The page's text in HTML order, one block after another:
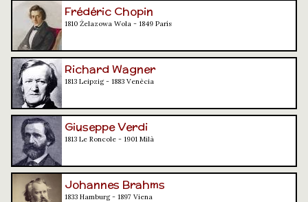
Frédéric Chopin
1810 Żelazowa Wola - 1849 París
Richard Wagner
1813 Leipzig - 1883 Venècia
Giuseppe Verdi
1813 Le Roncole - 1901 Milà
Johannes Brahms
1833 Hamburg - 1897 Viena